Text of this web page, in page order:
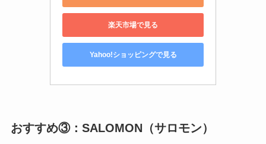
楽天市場で見る
Yahoo!ショッピングで見る
おすすめ③：SALOMON（サロモン）